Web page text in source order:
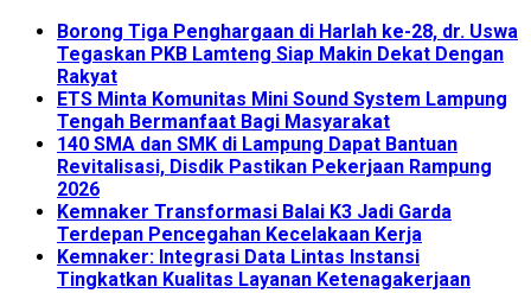
Borong Tiga Penghargaan di Harlah ke-28, dr. Uswa
Tegaskan PKB Lamteng Siap Makin Dekat Dengan
Rakyat
ETS Minta Komunitas Mini Sound System Lampung
Tengah Bermanfaat Bagi Masyarakat
140 SMA dan SMK di Lampung Dapat Bantuan
Revitalisasi, Disdik Pastikan Pekerjaan Rampung
2026
Kemnaker Transformasi Balai K3 Jadi Garda
Terdepan Pencegahan Kecelakaan Kerja
Kemnaker: Integrasi Data Lintas Instansi
Tingkatkan Kualitas Layanan Ketenagakerjaan